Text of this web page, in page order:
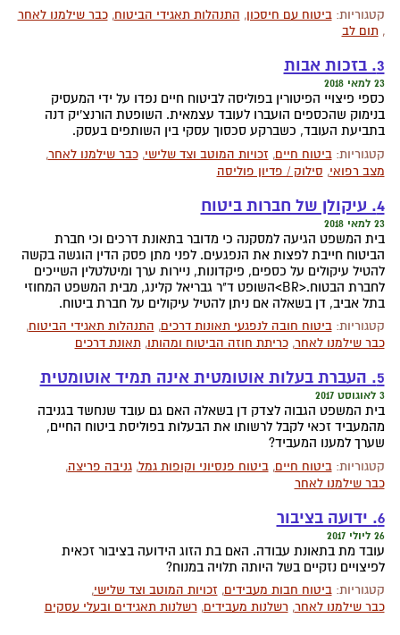
קטגוריות:ביטוח עם חיסכון, התנהלות תאגידי הביטוח,כבר שילמנו לאחר
,תום לב
3. בזכות אבות
23 למאי 2018
כספי פיצויי הפיטורין בפוליסה לביטוח חיים נפדו על ידי המעסיק
בנימוק שהכספים הועברו לעובד עצמאית. השופטת הורנצ'יק דנה
בתביעת העובד, כשברקע סכסוך עסקי בין השותפים בעסק.
קטגוריות:ביטוח חיים, זכויות המוטב וצד שלישי,כבר שילמנו לאחר,
מצב רפואי, סילוק / פדיון פוליסה
4. עיקולן של חברות ביטוח
23 למאי 2018
בית המשפט הגיעה למסקנה כי מדובר בתאונת דרכים וכי חברת
הביטוח חייבת לפצות את הנפגעים. לפני מתן פסק הדין הוגשה בקשה
להטיל עיקולים על כספים, פיקדונות, ניירות ערך ומיטלטלין השייכים
לחברת הבטוח.<BR>השופט ד"ר גבריאל קלינג, מבית המשפט המחוזי
בתל אביב, דן בשאלה אם ניתן להטיל עיקולים על חברת ביטוח.
קטגוריות:ביטוח חובה לנפגעי תאונות דרכים, התנהלות תאגידי הביטוח,
כבר שילמנו לאחר,כריתת חוזה הביטוח ומהותו,תאונת דרכים
5. העברת בעלות אוטומטית אינה תמיד אוטומטית
3 לאוגוסט 2017
בית המשפט הגבוה לצדק דן בשאלה האם גם עובד שנחשד בגניבה
מהמעביד זכאי לקבל לרשותו את הבעלות בפוליסת ביטוח החיים,
שערך למענו המעביד?
קטגוריות:ביטוח חיים,ביטוח פנסיוני וקופות גמל,גניבה פריצה,
כבר שילמנו לאחר
6. ידועה בציבור
26 ליולי 2017
עובד מת בתאונת עבודה. האם בת הזוג הידועה בציבור זכאית
לפיצויים נזקיים בשל היותה תלויה במנוח?
קטגוריות:ביטוח חבות מעבידים, זכויות המוטב וצד שלישי,
כבר שילמנו לאחר,רשלנות מעבידים,רשלנות תאגידים ובעלי עסקים